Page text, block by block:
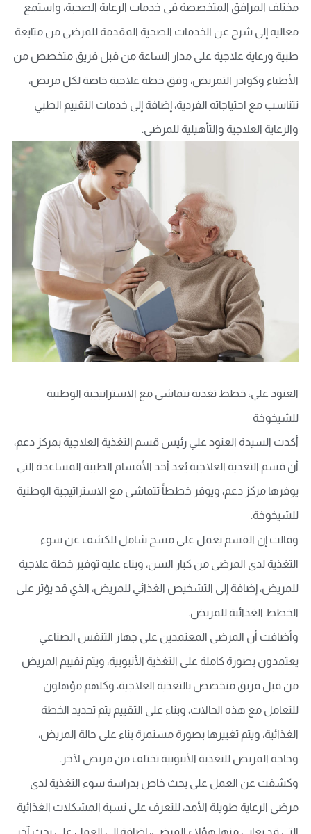
مختلف المرافق المتخصصة في خدمات الرعاية الصحية، واستمع
معاليه إلى شرح عن الخدمات الصحية المقدمة للمرضى من متابعة
طبية ورعاية علاجية على مدار الساعة من قبل فريق متخصص من
الأطباء وكوادر التمريض، وفق خطة علاجية خاصة لكل مريض،
تتناسب مع احتياجاته الفردية، إضافة إلى خدمات التقييم الطبي
والرعاية العلاجية والتأهيلية للمرضى.
العنود علي: خطط تغذية تتماشى مع الاستراتيجية الوطنية
للشيخوخة
أكدت السيدة العنود علي رئيس قسم التغذية العلاجية بمركز دعم،
أن قسم التغذية العلاجية يُعد أحد الأقسام الطبية المساعدة التي
يوفرها مركز دعم، ويوفر خططاً تتماشى مع الاستراتيجية الوطنية
للشيخوخة.
وقالت إن القسم يعمل على مسح شامل للكشف عن سوء
التغذية لدى المرضى من كبار السن، وبناء عليه توفير خطة علاجية
للمريض، إضافة إلى التشخيص الغذائي للمريض، الذي قد يؤثر على
الخطط الغذائية للمريض.
وأضافت أن المرضى المعتمدين على جهاز التنفس الصناعي
يعتمدون بصورة كاملة على التغذية الأنبوبية، ويتم تقييم المريض
من قبل فريق متخصص بالتغذية العلاجية، وكلهم مؤهلون
للتعامل مع هذه الحالات، وبناء على التقييم يتم تحديد الخطة
الغذائية، ويتم تغييرها بصورة مستمرة بناء على حالة المريض،
وحاجة المريض للتغذية الأنبوبية تختلف من مريض لآخر.
وكشفت عن العمل على بحث خاص بدراسة سوء التغذية لدى
مرضى الرعاية طويلة الأمد، للتعرف على نسبة المشكلات الغذائية